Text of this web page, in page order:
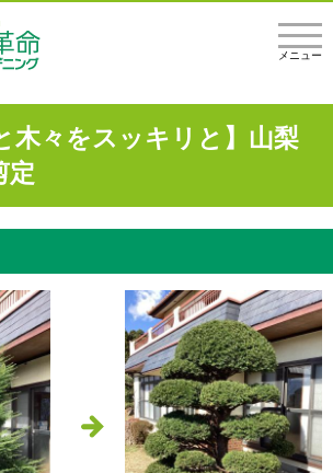
メニュー
木々をスッキリと】山梨
定